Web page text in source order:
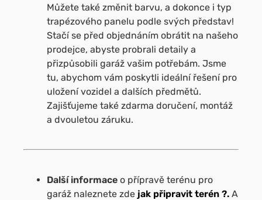
Můžete také změnit barvu, a dokonce i typ
trapézového panelu podle svých představ!
Stačí se před objednáním obrátit na našeho
prodejce, abyste probrali detaily a
přizpůsobili garáž vašim potřebám. Jsme
tu, abychom vám poskytli ideální řešení pro
uložení vozidel a dalších předmětů.
Zajišťujeme také zdarma doručení, montáž
a dvouletou záruku.
Další informace o přípravě terénu pro
garáž naleznete zde jak připravit terén ?. A